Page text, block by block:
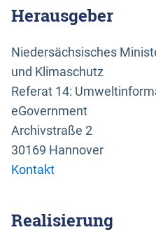
Herausgeber
Niedersächsisches
und Klimaschutz
Referat 14:
eGovernment
Archivstraße 2
30169 Hannover
Kontakt
Realisierung